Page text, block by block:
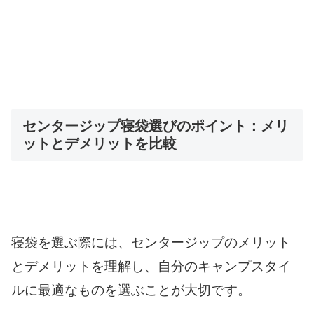
センタージップ寝袋選びのポイント：メリ
ットとデメリットを比較
寝袋を選ぶ際には、センタージップのメリット
とデメリットを理解し、自分のキャンプスタイ
ルに最適なものを選ぶことが大切です。